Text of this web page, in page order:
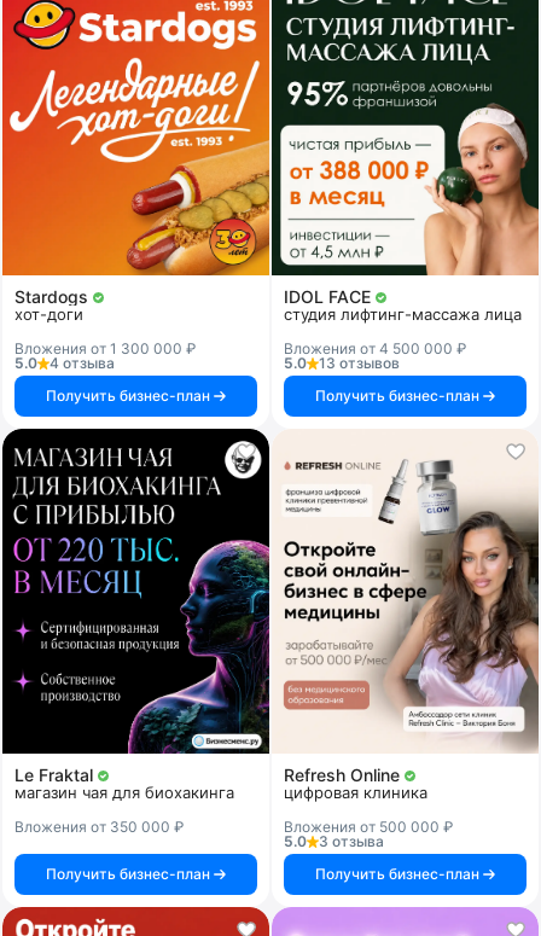
Stardogs
хот-доги
Вложения от 1 300 000 ₽
5.0
4 отзыва
Получить бизнес-план
IDOL FACE
студия лифтинг-массажа лица
Вложения от 4 500 000 ₽
5.0
13 отзывов
Получить бизнес-план
Le Fraktal
магазин чая для биохакинга
Вложения от 350 000 ₽
Получить бизнес-план
Refresh Online
цифровая клиника
Вложения от 500 000 ₽
5.0
3 отзыва
Получить бизнес-план